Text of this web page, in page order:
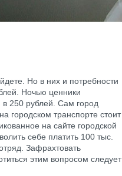
Но в них и потребности
Ночью ценники
в 250 рублей. Сам город
городском транспорте стоит
на сайте городской
себе платить 100 тыс.
Зафрахтовать
этим вопросом следует